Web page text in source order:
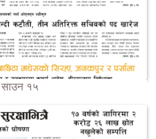
साउन १५